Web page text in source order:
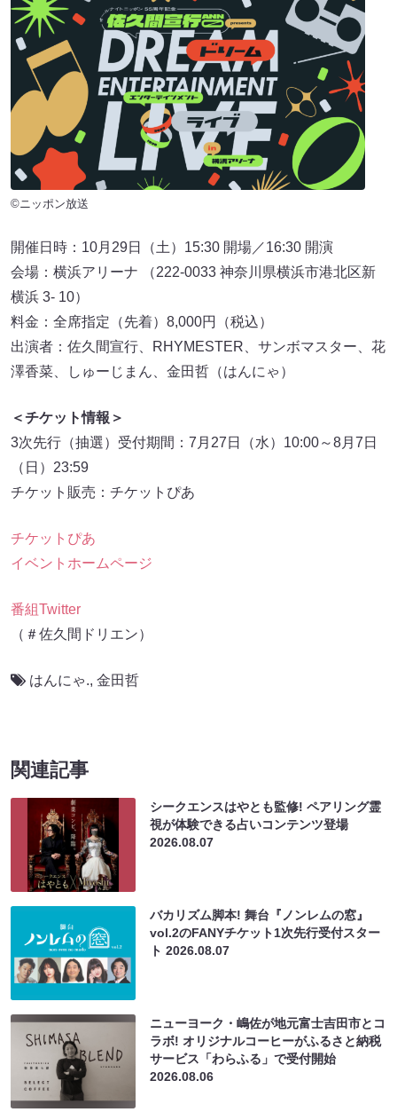
©ニッポン放送
開催日時：10月29日（土）15:30 開場／16:30 開演
会場：横浜アリーナ （222-0033 神奈川県横浜市港北区新
横浜 3- 10）
料金：全席指定（先着）8,000円（税込）
出演者：佐久間宣行、RHYMESTER、サンボマスター、花
澤香菜、しゅーじまん、金田哲（はんにゃ）
＜チケット情報＞
3次先行（抽選）受付期間：7月27日（水）10:00～8月7日
（日）23:59
チケット販売：チケットぴあ
チケットぴあ
イベントホームページ
番組Twitter
（＃佐久間ドリエン）
はんにゃ., 金田哲
関連記事
シークエンスはやとも監修! ペアリング霊
視が体験できる占いコンテンツ登場
2026.08.07
バカリズム脚本! 舞台『ノンレムの窓』
vol.2のFANYチケット1次先行受付スター
ト2026.08.07
ニューヨーク・嶋佐が地元富士吉田市とコ
ラボ! オリジナルコーヒーがふるさと納税
サービス「わらふる」で受付開始
2026.08.06